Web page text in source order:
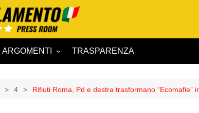
ARGOMENTI
Affari esteri
TRASPARENZA
4 Rifiuti Roma, Pd e destra trasformano “Ecomafie”